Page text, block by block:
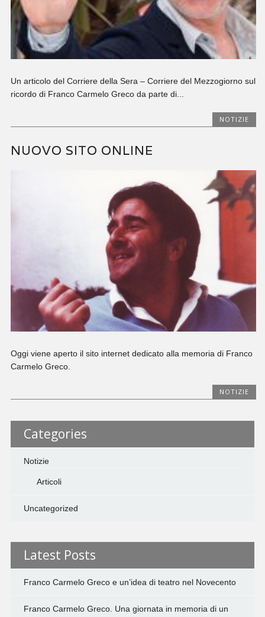
Un articolo del Corriere della Sera – Corriere del Mezzogiorno sul
ricordo di Franco Carmelo Greco da parte di...
NOTIZIE
NUOVO SITO ONLINE
Oggi viene aperto il sito internet dedicato alla memoria di Franco
Carmelo Greco.
NOTIZIE
Categories
Notizie
Articoli
Uncategorized
Latest Posts
Franco Carmelo Greco e un’idea di teatro nel Novecento
Franco Carmelo Greco. Una giornata in memoria di un